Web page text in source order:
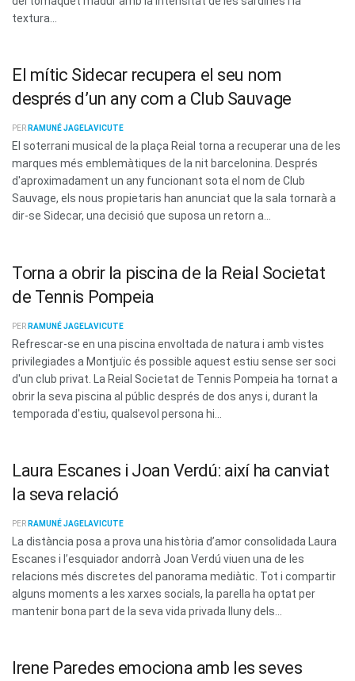
textura...
El mític Sidecar recupera el seu nom
després d’un any com a Club Sauvage
PER RAMUNÉ JAGELAVICUTE
El soterrani musical de la plaça Reial torna a recuperar una de les
marques més emblemàtiques de la nit barcelonina. Després
d'aproximadament un any funcionant sota el nom de Club
Sauvage, els nous propietaris han anunciat que la sala tornarà a
dir-se Sidecar, una decisió que suposa un retorn a...
Torna a obrir la piscina de la Reial Societat
de Tennis Pompeia
PER RAMUNÉ JAGELAVICUTE
Refrescar-se en una piscina envoltada de natura i amb vistes
privilegiades a Montjuïc és possible aquest estiu sense ser soci
d'un club privat. La Reial Societat de Tennis Pompeia ha tornat a
obrir la seva piscina al públic després de dos anys i, durant la
temporada d'estiu, qualsevol persona hi...
Laura Escanes i Joan Verdú: així ha canviat
la seva relació
PER RAMUNÉ JAGELAVICUTE
La distància posa a prova una història d’amor consolidada Laura
Escanes i l’esquiador andorrà Joan Verdú viuen una de les
relacions més discretes del panorama mediàtic. Tot i compartir
alguns moments a les xarxes socials, la parella ha optat per
mantenir bona part de la seva vida privada lluny dels...
Irene Paredes emociona amb les seves